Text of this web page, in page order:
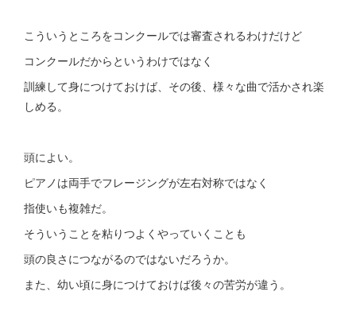
こういうところをコンクールでは審査されるわけだけど
コンクールだからというわけではなく
訓練して身につけておけば、その後、様々な曲で活かされ楽
しめる。
頭によい。
ピアノは両手でフレージングが左右対称ではなく
指使いも複雑だ。
そういうことを粘りつよくやっていくことも
頭の良さにつながるのではないだろうか。
また、幼い頃に身につけておけば後々の苦労が違う。